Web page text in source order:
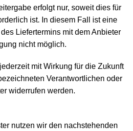
erfolgt nur, soweit dies für
ist. In diesem Fall ist eine
Liefertermins mit dem Anbieter
nicht möglich.
mit Wirkung für die Zukunft
Verantwortlichen oder
widerrufen werden.
nutzen wir den nachstehenden